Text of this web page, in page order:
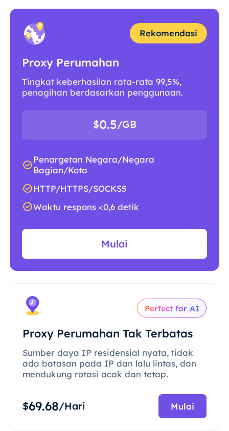
Rekomendasi
Proxy Perumahan
Tingkat keberhasilan rata-rata 99,5%,
penagihan berdasarkan penggunaan.
$0.5/GB
Penargetan Negara/Negara
Bagian/Kota
HTTP/HTTPS/SOCKS5
Waktu respons <0,6 detik
Mulai
Perfect for AI
Proxy Perumahan Tak Terbatas
Sumber daya IP residensial nyata, tidak
ada batasan pada IP dan lalu lintas, dan
mendukung rotasi acak dan tetap.
$69.68/Hari Mulai